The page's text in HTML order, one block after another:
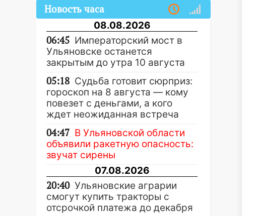
Новость часа
08.08.2026
06:45 Императорский мост в
Ульяновске останется
закрытым до утра 10 августа
05:18 Судьба готовит сюрприз:
гороскоп на 8 августа — кому
повезет с деньгами, а кого
ждет неожиданная встреча
04:47 В Ульяновской области
объявили ракетную опасность:
звучат сирены
07.08.2026
20:40 Ульяновские аграрии
смогут купить тракторы с
отсрочкой платежа до декабря